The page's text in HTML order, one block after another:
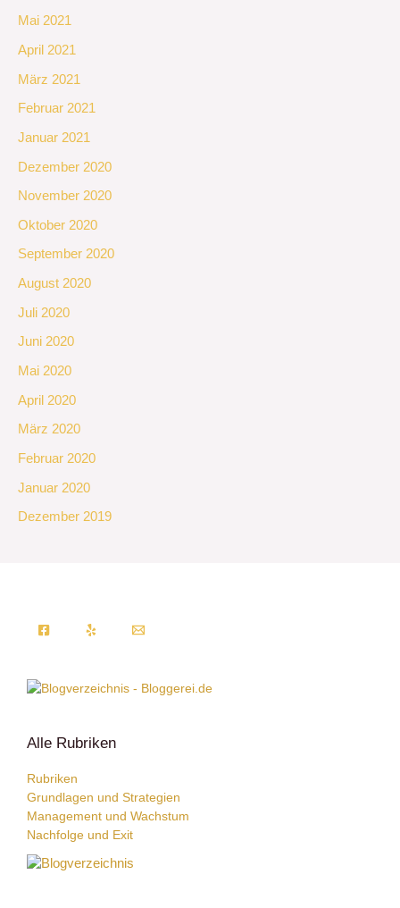
Mai 2021
April 2021
März 2021
Februar 2021
Januar 2021
Dezember 2020
November 2020
Oktober 2020
September 2020
August 2020
Juli 2020
Juni 2020
Mai 2020
April 2020
März 2020
Februar 2020
Januar 2020
Dezember 2019
Alle Rubriken
Rubriken
Grundlagen und Strategien
Management und Wachstum
Nachfolge und Exit